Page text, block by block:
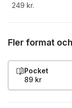
249 kr.
Fler format
Pocket
89 kr